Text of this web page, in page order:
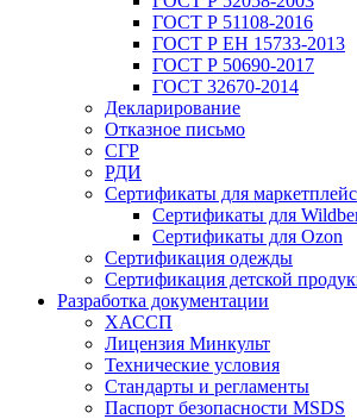
ГОСТ Р 51108-2016
ГОСТ Р ЕН 15733-2013
ГОСТ Р 50690-2017
ГОСТ 32670-2014
Декларирование
Отказное письмо
СГР
РДИ
Сертификаты для
Сертификаты для
Сертификаты для Ozon
Сертификация одежды
Сертификация детской
Разработка документации
ХАССП
Лицензия Минкульт
Технические условия
Стандарты и регламенты
Паспорт безопасности MSDS